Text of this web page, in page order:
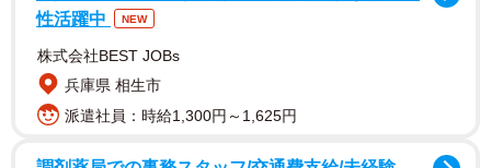
性活躍中
NEW
株式会社BEST JOBs
兵庫県 相生市
派遣社員：時給1,300円～1,625円